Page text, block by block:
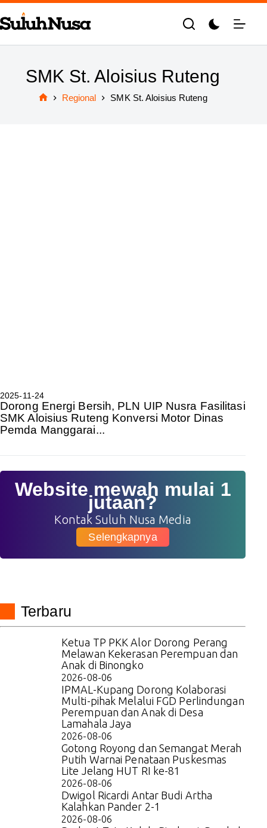
Skip
to
content
SMK St. Aloisius Ruteng
Regional SMK St. Aloisius Ruteng
2025-11-24
Dorong Energi Bersih, PLN UIP Nusra Fasilitasi
SMK Aloisius Ruteng Konversi Motor Dinas
Pemda Manggarai...
Website mewah mulai 1
jutaan?
Kontak Suluh Nusa Media
Selengkapnya
Terbaru
Ketua TP PKK Alor Dorong Perang
Melawan Kekerasan Perempuan dan
Anak di Binongko
2026-08-06
IPMAL-Kupang Dorong Kolaborasi
Multi-pihak Melalui FGD Perlindungan
Perempuan dan Anak di Desa
Lamahala Jaya
2026-08-06
Gotong Royong dan Semangat Merah
Putih Warnai Penataan Puskesmas
Lite Jelang HUT RI ke-81
2026-08-06
Dwigol Ricardi Antar Budi Artha
Kalahkan Pander 2-1
2026-08-06